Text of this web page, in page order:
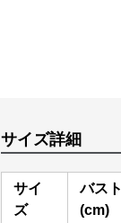
サイズ詳細
サイ
ズ
バスト
(cm)